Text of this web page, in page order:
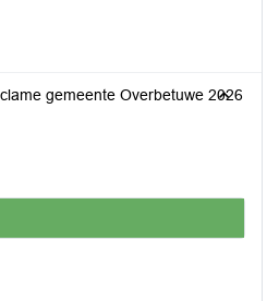
gemeente Overbetuwe 2026